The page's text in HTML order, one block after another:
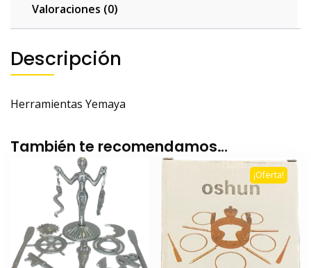
Valoraciones (0)
Descripción
Herramientas Yemaya
También te recomendamos…
¡Oferta!